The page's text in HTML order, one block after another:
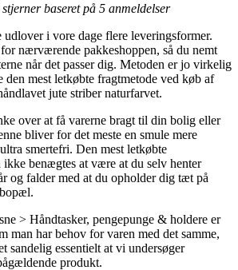
baseret på 5 anmeldelser
udlover i vore dage flere leveringsformer.
nærværende pakkeshoppen, så du nemt
når det passer dig. Metoden er jo virkelig
den mest letkøbte fragtmetode ved køb af
jute striber naturfarvet.
over at få varerne bragt til din bolig eller
bliver for det meste en smule mere
smertefri. Den mest letkøbte
benægtes at være at du selv henter
og falder med at du opholder dig tæt på
> Håndtasker, pengepunge & holdere er
man har behov for varen med det samme,
sandelig essentielt at vi undersøger
produkt.